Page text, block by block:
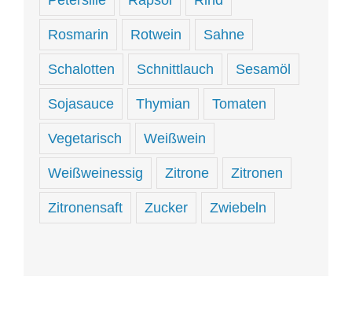
Rosmarin Rotwein Sahne
Schalotten Schnittlauch Sesamöl
Sojasauce Thymian Tomaten
Vegetarisch Weißwein
Weißweinessig Zitrone Zitronen
Zitronensaft Zucker Zwiebeln